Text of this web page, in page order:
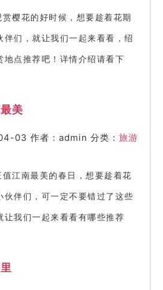
樱花的好时候，想要趁着花期
伴们，就让我们一起来看看，绍
地点推荐吧！详情介绍请看下
美
03 作者：admin 分类： 旅游
江南最美的春日，想要趁着花
伙伴们，可一定不要错过了这些
让我们一起来看看有哪些推荐